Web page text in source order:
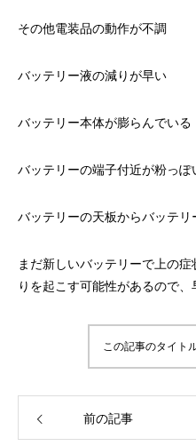
その他電装品の動作が不調
バッテリー液の減りが早い
バッテリー本体が膨らんでいる
バッテリーの端子付近が粉っぽ
バッテリーの天板からバッテリ
まだ新しいバッテリーで上の
りを起こす可能性があるので、
この記事のタイト
前の記事